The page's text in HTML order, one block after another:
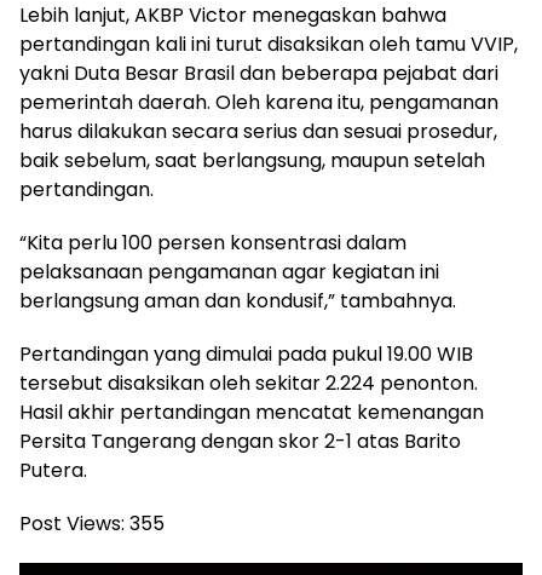
Lebih lanjut, AKBP Victor menegaskan bahwa
pertandingan kali ini turut disaksikan oleh tamu VVIP,
yakni Duta Besar Brasil dan beberapa pejabat dari
pemerintah daerah. Oleh karena itu, pengamanan
harus dilakukan secara serius dan sesuai prosedur,
baik sebelum, saat berlangsung, maupun setelah
pertandingan.
“Kita perlu 100 persen konsentrasi dalam
pelaksanaan pengamanan agar kegiatan ini
berlangsung aman dan kondusif,” tambahnya.
Pertandingan yang dimulai pada pukul 19.00 WIB
tersebut disaksikan oleh sekitar 2.224 penonton.
Hasil akhir pertandingan mencatat kemenangan
Persita Tangerang dengan skor 2-1 atas Barito
Putera.
Post Views: 355